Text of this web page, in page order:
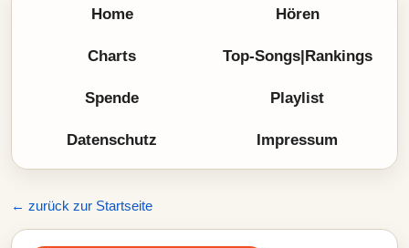
Home Hören
Charts Top-Songs|Rankings
Spende Playlist
Datenschutz Impressum
← zurück zur Startseite